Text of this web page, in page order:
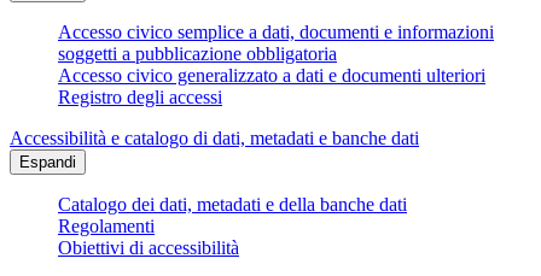
Accesso civico semplice a dati, documenti e informazioni
soggetti a pubblicazione obbligatoria
Accesso civico generalizzato a dati e documenti ulteriori
Registro degli accessi
Accessibilità e catalogo di dati, metadati e banche dati
Espandi
Catalogo dei dati, metadati e della banche dati
Regolamenti
Obiettivi di accessibilità